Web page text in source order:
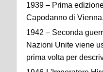
1939 – Prima
Capodanno di Vienna.
1942 – Seconda
Nazioni Unite viene
prima volta per